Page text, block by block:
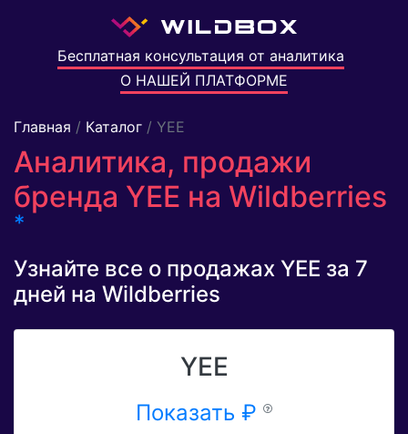
Бесплатная консультация от аналитика
О НАШЕЙ ПЛАТФОРМЕ
Главная / Каталог / YEE
Аналитика, продажи
бренда YEE на Wildberries
*
Узнайте все о продажах YEE за 7
дней на Wildberries
YEE
Показать ₽